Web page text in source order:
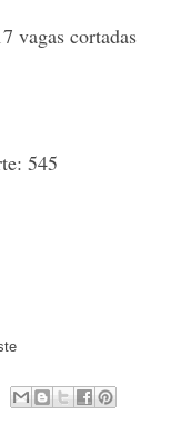
vagas cortadas
545